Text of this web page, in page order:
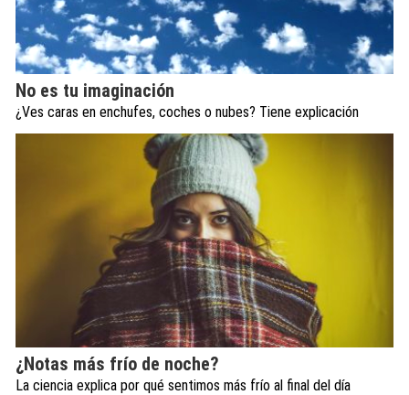
No es tu imaginación
¿Ves caras en enchufes, coches o nubes? Tiene explicación
¿Notas más frío de noche?
La ciencia explica por qué sentimos más frío al final del día